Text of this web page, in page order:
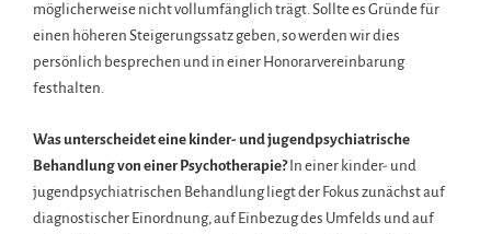
möglicherweise nicht vollumfänglich trägt. Sollte es Gründe für
einen höheren Steigerungssatz geben, so werden wir dies
persönlich besprechen und in einer Honorarvereinbarung
festhalten.
Was unterscheidet eine kinder- und jugendpsychiatrische
Behandlung von einer Psychotherapie?In einer kinder- und
jugendpsychiatrischen Behandlung liegt der Fokus zunächst auf
diagnostischer Einordnung, auf Einbezug des Umfelds und auf